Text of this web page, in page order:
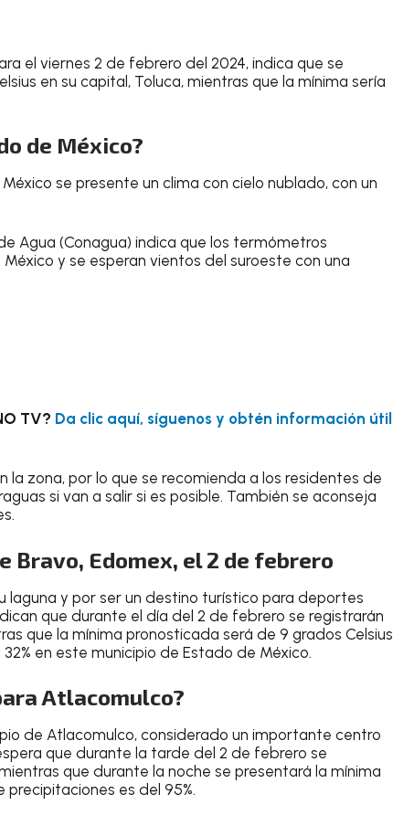
el viernes 2 de febrero del 2024, indica que se
en su capital, Toluca, mientras que la mínima sería
de México?
se presente un clima con cielo nublado, con un
Agua (Conagua) indica que los termómetros
y se esperan vientos del suroeste con una
TV? Da clic aquí, síguenos y obtén información útil
la zona, por lo que se recomienda a los residentes de
si van a salirsi es posible. También se aconseja
Bravo, Edomex, el 2 de febrero
laguna y por ser un destino turístico para deportes
que durante el día del 2 de febrero se registrarán
que la mínima pronosticada será de 9 grados Celsius
32% en este municipio de Estado de México.
Atlacomulco?
de Atlacomulco, considerado un importante centro
que durante la tarde del 2 de febrero se
que durante la noche se presentará la mínima
es del 95%.